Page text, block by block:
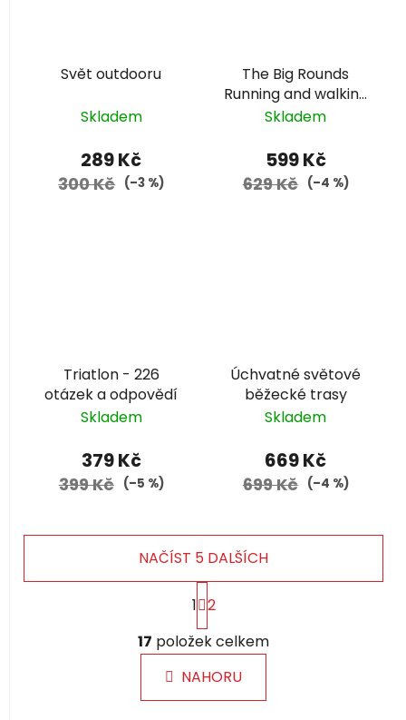
Svět outdooru
Skladem
289 Kč
300 Kč (–3 %)
The Big Rounds
Running and walking
anglicky
Skladem
599 Kč
629 Kč (–4 %)
Triatlon - 226
otázek a odpovědí
Skladem
379 Kč
399 Kč (–5 %)
Úchvatné světové
běžecké trasy
Skladem
669 Kč
699 Kč (–4 %)
O
v
l
á
d
NAČÍST 5 DALŠÍCH
S
t
r
á
n
k
1 2
17 položek celkem
NAHORU